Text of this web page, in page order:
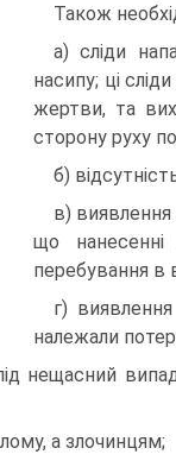
Також
а) сліди
насипу; ці
жертви, та
сторону руху
б)
в) виявлення
що
перебування в
г)
належали
нещасний
а злочинцям;